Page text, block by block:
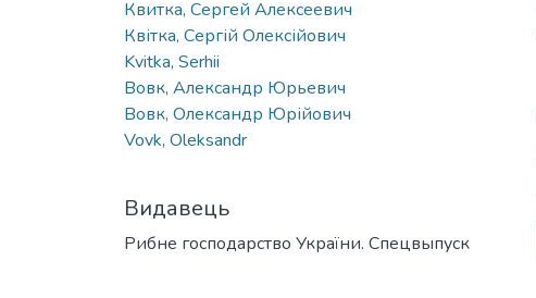
Квитка, Сергей Алексеевич
Квітка, Сергій Олексійович
Kvitka, Serhii
Вовк, Александр Юрьевич
Вовк, Олександр Юрійович
Vovk, Oleksandr
Видавець
Рибне господарство України. Спецвыпуск